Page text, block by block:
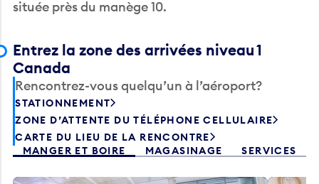
Canada
Rencontrez-vous quelqu’un à l’aéroport?
STATIONNEMENT
ZONE D’ATTENTE DU TÉLÉPHONE CELLULAIRE
CARTE DU LIEU DE LA RENCONTRE
MANGER ET BOIRE
MAGASINAGE